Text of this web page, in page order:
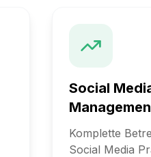
Social
Komplette
Social Media